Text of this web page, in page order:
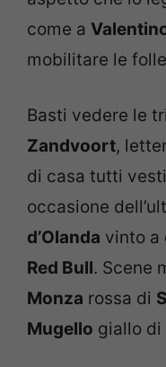
come a
mobilitare le
Basti vedere le
Zandvoort,
di casa tutti
occasione
d’Olanda vinto a
Red Bull. Scene
Monza rossa di
Mugello giallo di